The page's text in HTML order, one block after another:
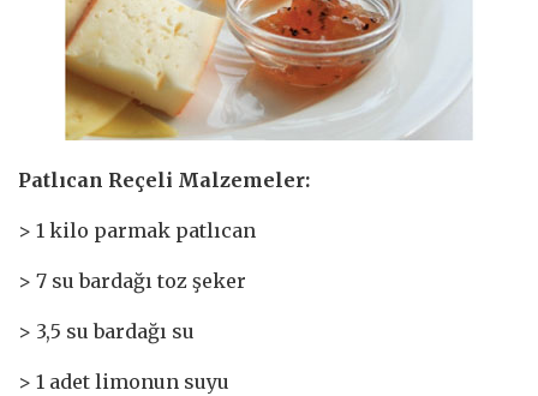
Patlıcan Reçeli Malzemeler:
> 1 kilo parmak patlıcan
> 7 su bardağı toz şeker
> 3,5 su bardağı su
> 1 adet limonun suyu